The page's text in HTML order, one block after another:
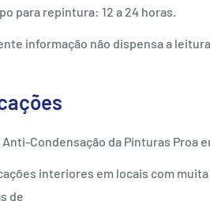
para repintura: 12 a 24 horas.
informação não dispensa a
Anti-Condensação da Pinturas Proa
interiores em locais com
de